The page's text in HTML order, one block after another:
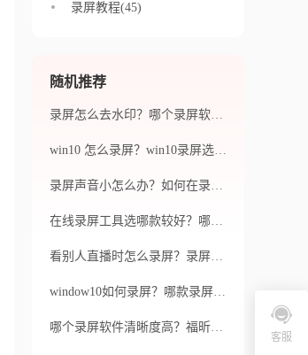
录屏教程(45)
随机推荐
录屏怎么去水印？哪个录屏软件好？
win10 怎么录屏？win10录屏选择哪个录屏软件好？
录屏声音小怎么办？如何在录屏过程中添加背景音乐？
在线录屏工具选哪款较好？哪些因素会导致录屏画面不清楚？
看别人直播时怎么录屏？录屏软件有哪些特色？
window10如何录屏？哪款录屏软件比较好用呢？
哪个录屏软件清晰度高？福昕录屏大师录屏软件兼容性如何？
客服